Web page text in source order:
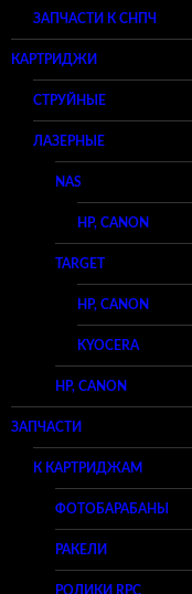
ЗАПЧАСТИ К СНПЧ
КАРТРИДЖИ
СТРУЙНЫЕ
ЛАЗЕРНЫЕ
NAS
HP, CANON
TARGET
HP, CANON
KYOCERA
HP, CANON
ЗАПЧАСТИ
К КАРТРИДЖАМ
ФОТОБАРАБАНЫ
РАКЕЛИ
РОЛИКИ RPC